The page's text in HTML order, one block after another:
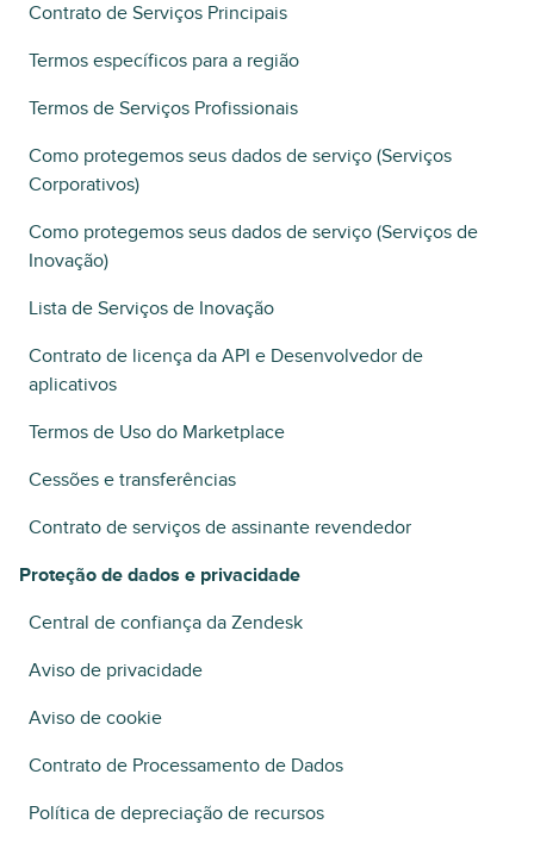
Contrato de Serviços Principais
Termos específicos para a região
Termos de Serviços Profissionais
Como protegemos seus dados de serviço (Serviços
Corporativos)
Como protegemos seus dados de serviço (Serviços de
Inovação)
Lista de Serviços de Inovação
Contrato de licença da API e Desenvolvedor de
aplicativos
Termos de Uso do Marketplace
Cessões e transferências
Contrato de serviços de assinante revendedor
Proteção de dados e privacidade
Central de confiança da Zendesk
Aviso de privacidade
Aviso de cookie
Contrato de Processamento de Dados
Política de depreciação de recursos